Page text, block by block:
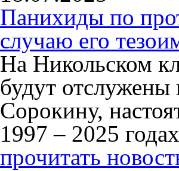
Панихиды по
случаю его
На Никольском
будут
Сорокину,
1997 – 2025 годах
прочитать